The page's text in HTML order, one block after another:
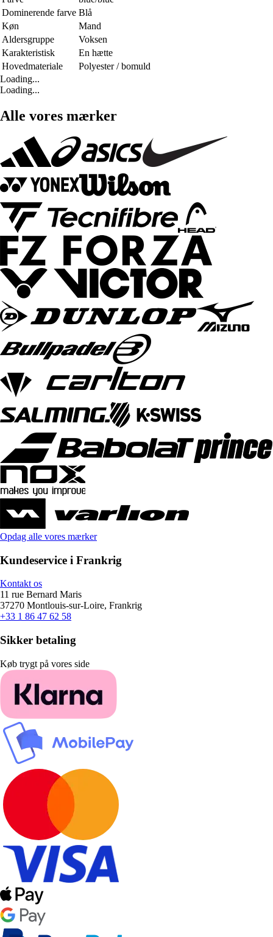
Dominerende farve Blå
Køn
Mand
Aldersgruppe
Voksen
Karakteristisk
En hætte
Hovedmateriale
Polyester / bomuld
Loading...
Loading...
Alle vores mærker
Opdag alle vores mærker
Kundeservice i Frankrig
Kontakt os
11 rue Bernard Maris
37270 Montlouis-sur-Loire, Frankrig
+33 1 86 47 62 58
Sikker betaling
Køb trygt på vores side